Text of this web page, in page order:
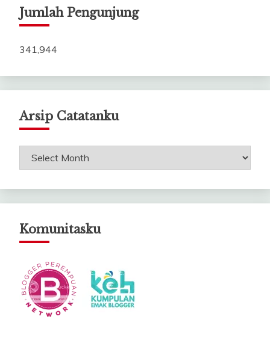
Jumlah Pengunjung
341,944
Arsip Catatanku
Arsip
Komunitasku